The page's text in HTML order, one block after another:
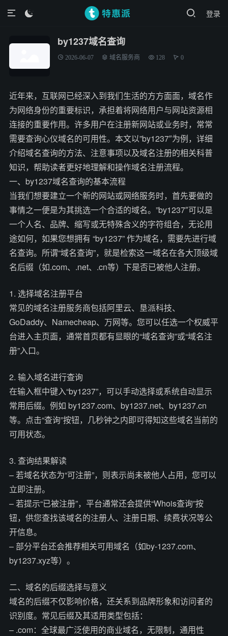
登录

by1237域名查询
2026-06-07 域名服务商 128 0
近年来，互联网已经深入到我们生活的方方面面，域名作
为网络身份的重要标识，承担着将网络用户与网站资源相
连接的重要作用。许多用户在注册新网站或业务时，常常
需要查询心仪域名的可用性。本文以”by1237″为例，详细
介绍域名查询的方法、注意事项以及域名注册的相关科普
知识，帮助读者更好地理解和操作域名注册流程。
一、by1237域名查询的基本流程
当我们想要建立一个新的网站或网络服务时，首先要做的
事情之一便是为其挑选一个合适的域名。”by1237″可以是
一个人名、品牌、缩写或无特殊含义的字符组合，无论用
途如何，如果您想拥有 “by1237” 作为域名，需要先进行域
名查询。所谓“域名查询”，就是检索这一域名在各大顶级域
名后缀（如.com、.net、.cn等）下是否已被他人注册。
1. 选择域名注册平台
常见的域名注册服务商包括阿里云、垦派科技、
GoDaddy、Namecheap、万网等。您可以任选一个权威平
台进入主页面，通常首页都有显眼的“域名查询”或“域名注
册”入口。
2. 输入域名进行查询
在输入框中键入“by1237”，可以手动选择或系统自动显示
常用后缀。例如 by1237.com、by1237.net、by1237.cn
等。点击“查询”按钮，几秒钟之内即可得知这些域名当前的
可用状态。
3. 查询结果解读
– 若域名状态为“可注册”，则表示尚未被他人占用，您可以
立即注册。
– 若提示“已被注册”，平台通常还会提供“Whois查询”按
钮，供您查找该域名的注册人、注册日期、续费状况等公
开信息。
– 部分平台还会推荐相关可用域名（如by-1237.com、
by1237.xyz等）。
二、域名的后缀选择与意义
域名的后缀不仅影响价格，还关系到品牌形象和访问者的
识别度。常见后缀及其适用类型包括：
– .com：全球最广泛使用的商业域名，无限制，通用性